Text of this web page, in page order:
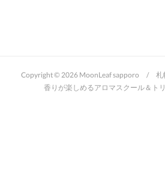
Copyright © 2026 MoonLeaf sapporo / 札
香りが楽しめるアロマスクール＆ト